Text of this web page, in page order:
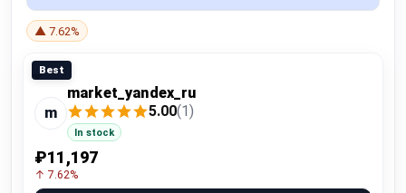
▲ 7.62%
Best
m
market_yandex_ru
5.00(1)
In stock
₽11,197
↑ 7.62%